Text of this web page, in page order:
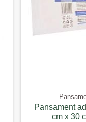
Pansament
cm x 30